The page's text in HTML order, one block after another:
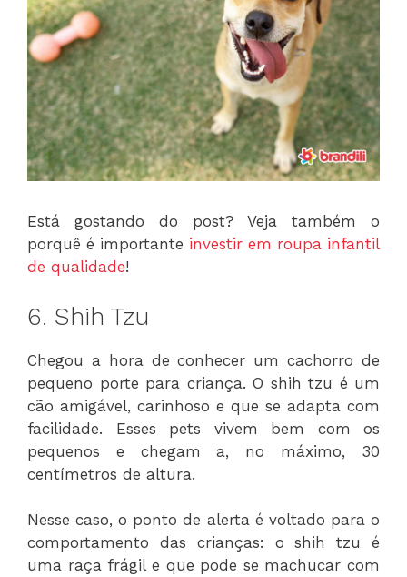
Está gostando do post? Veja também o
porquê é importante investir em roupa infantil
de qualidade!
6. Shih Tzu
Chegou a hora de conhecer um cachorro de
pequeno porte para criança. O shih tzu é um
cão amigável, carinhoso e que se adapta com
facilidade. Esses pets vivem bem com os
pequenos e chegam a, no máximo, 30
centímetros de altura.
Nesse caso, o ponto de alerta é voltado para o
comportamento das crianças: o shih tzu é
uma raça frágil e que pode se machucar com